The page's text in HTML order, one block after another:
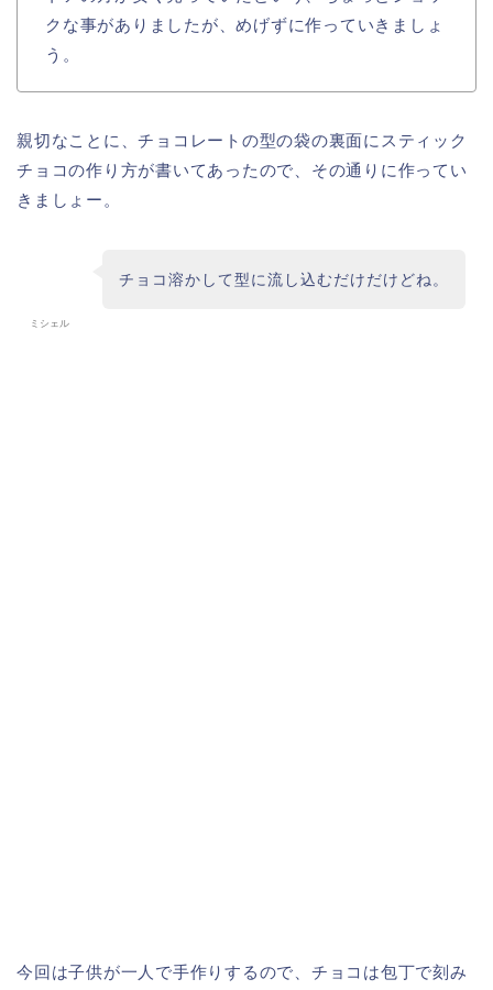
クな事がありましたが、めげずに作っていきましょ
う。
親切なことに、チョコレートの型の袋の裏面にスティック
チョコの作り方が書いてあったので、その通りに作ってい
きましょー。
ミシェル
チョコ溶かして型に流し込むだけだけどね。
今回は子供が一人で手作りするので、チョコは包丁で刻み